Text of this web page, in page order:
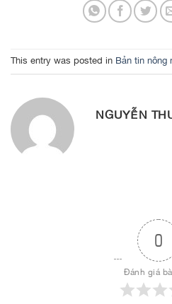
This entry was posted in Bản tin nông
NGUYỄN
0
Đánh giá